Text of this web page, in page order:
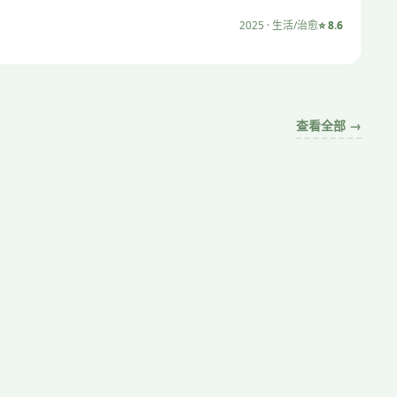
2025 · 生活/治愈⭐ 8.6
查看全部 →